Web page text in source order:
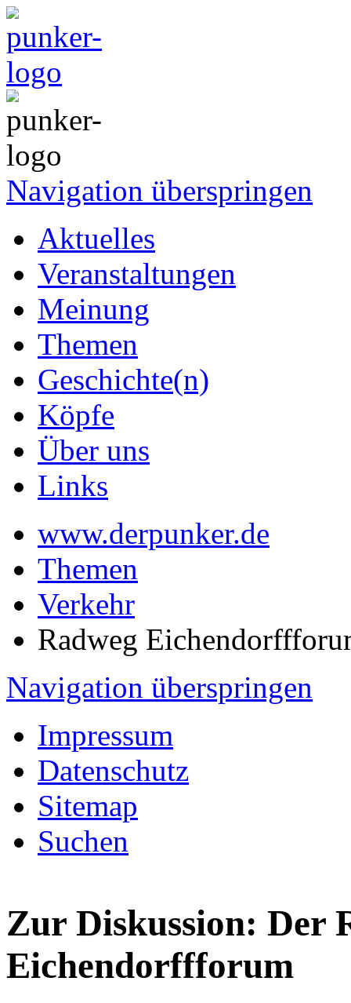
Navigation überspringen
Aktuelles
Veranstaltungen
Meinung
Themen
Geschichte(n)
Köpfe
Über uns
Links
www.derpunker.de
Themen
Verkehr
Radweg
Navigation überspringen
Impressum
Datenschutz
Sitemap
Suchen
Zur Diskussion: Der
Eichendorffforum